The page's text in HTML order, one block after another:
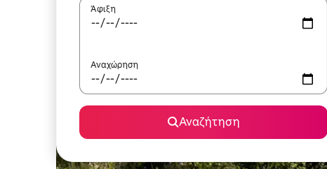
Άφιξη
Αναχώρηση
Αναζήτηση